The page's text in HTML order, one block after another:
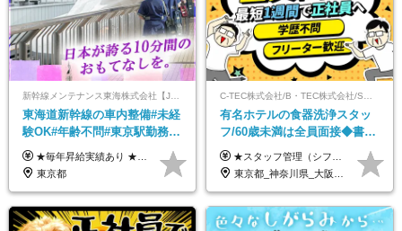
新幹線メンテナンス東海株式会社【JR東海グループ】
東海道新幹線の車内整備#未経
験OK#年齢不問#東京駅勤務
#59歳まで正社員登用可＆登用
実績多数！
★毎年昇給実績あり ★入社3年で430万円も可(正社員登用された場合) ■入社時月収例：25万2840円(1万2040円×21日)＋賞与支給実績有（年2回・2025年度） 日給1万2040円 ※別途「超過勤務手当、祝繁手当、特殊手当」の支給有 ※試用期間中（2ヶ月）の待遇・雇用形態に差異はございません
東京都
有名ホテルの食器洗浄スタッ
フ/60歳未満は全員面接◆書類
選考なし◆ブランクOK◆月25
万～ ◆40～50代活躍
★スタッフ管理（シフト調整など）の経験があれば【月給28万円以上】 ★賞与支給実績：基本給の2ヶ月分～3ヶ月分 ＝＝ライフスタイルに合わせて働き方を選べます＝＝ ■正社員 ＜未経験者＞月給25万円～35万円＋賞与年2回 ＜経験者＞月給28万円～35万円＋賞与年2回 ※経験やスキルに応じて決定します ※残業代全額支給 ※試用期間（3ヶ月間）中の雇用形態や待遇に差異はありません ※正社員の場合、転勤の可能性あり ■契約社員 月給22万円～＋残業代全額支給 ※契約社員の場合、賞与の支給および転勤の可能性はありません ※勤務時間や勤務日数の希望があればご相談に応じます ※試用期間なし ※契約の更新 有(勤務状況により判断する) 更新上限 有(通算契約期間の上限 1年/更新回数の上限 なし)
東京都_神奈川県_大阪府_愛知県_北海道_京都府_福岡県_沖縄県